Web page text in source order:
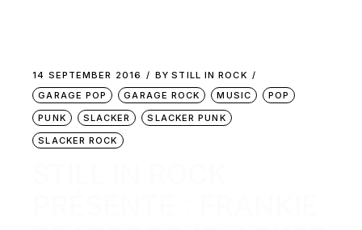
14 SEPTEMBER 2016 BY STILL IN ROCK
GARAGE POP
GARAGE ROCK MUSIC
POP
PUNK
SLACKER
SLACKER PUNK
SLACKER ROCK